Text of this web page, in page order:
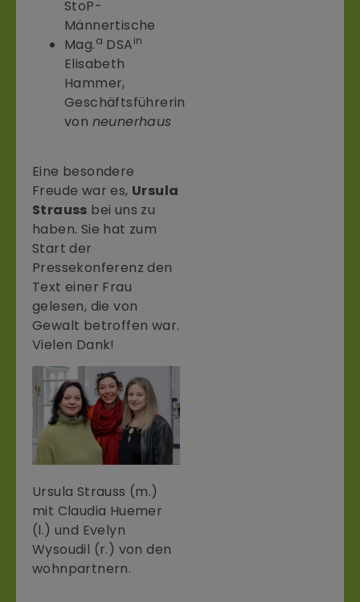
StoP-
Männertische
Mag.a DSAin
Elisabeth
Hammer,
Geschäftsführerin
von neunerhaus
Eine besondere
Freude war es, Ursula
Strauss bei uns zu
haben. Sie hat zum
Start der
Pressekonferenz den
Text einer Frau
gelesen, die von
Gewalt betroffen war.
Vielen Dank!
Ursula Strauss (m.)
mit Claudia Huemer
(l.) und Evelyn
Wysoudil (r.) von den
wohnpartnern.